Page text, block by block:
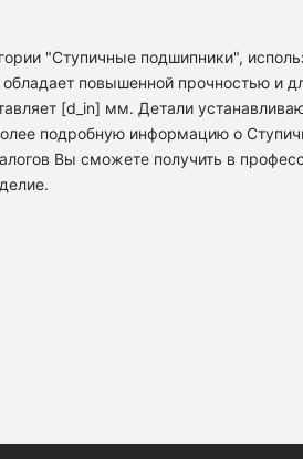
"Ступичные подшипники",
повышенной прочностью и
[d_in] мм. Детали
подробную информацию о
Вы сможете получить в